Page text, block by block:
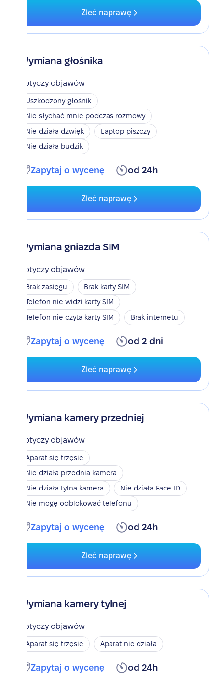
Zleć naprawę
Wymiana głośnika
Dotyczy objawów
Uszkodzony głośnik
Nie słychać mnie podczas rozmowy
Nie działa dzwięk
Laptop piszczy
Nie działa budzik
Zapytaj o wycenę od 24h
Zleć naprawę
Wymiana gniazda SIM
Dotyczy objawów
Brak zasięgu
Brak karty SIM
Telefon nie widzi karty SIM
Telefon nie czyta karty SIM
Brak internetu
Zapytaj o wycenę od 2 dni
Zleć naprawę
Wymiana kamery przedniej
Dotyczy objawów
Aparat się trzęsie
Nie działa przednia kamera
Nie działa tylna kamera
Nie działa Face ID
Nie mogę odblokować telefonu
Zapytaj o wycenę od 24h
Zleć naprawę
Wymiana kamery tylnej
Dotyczy objawów
Aparat się trzęsie Aparat nie działa
Zapytaj o wycenę od 24h